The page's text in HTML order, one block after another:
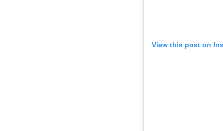
View this post on